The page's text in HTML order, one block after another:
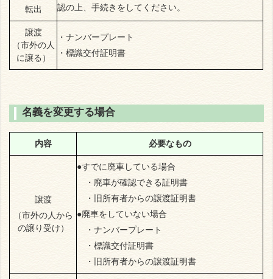
転出
認の上、手続きをしてください。
譲渡
（市外の人
に譲る）
・ナンバープレート
・標識交付証明書
名義を変更する場合
内容 必要なもの
譲渡
（市外の人から
の譲り受け）
●すでに廃車している場合
・廃車が確認できる証明書
・旧所有者からの譲渡証明書
●廃車をしていない場合
・ナンバープレート
・標識交付証明書
・旧所有者からの譲渡証明書